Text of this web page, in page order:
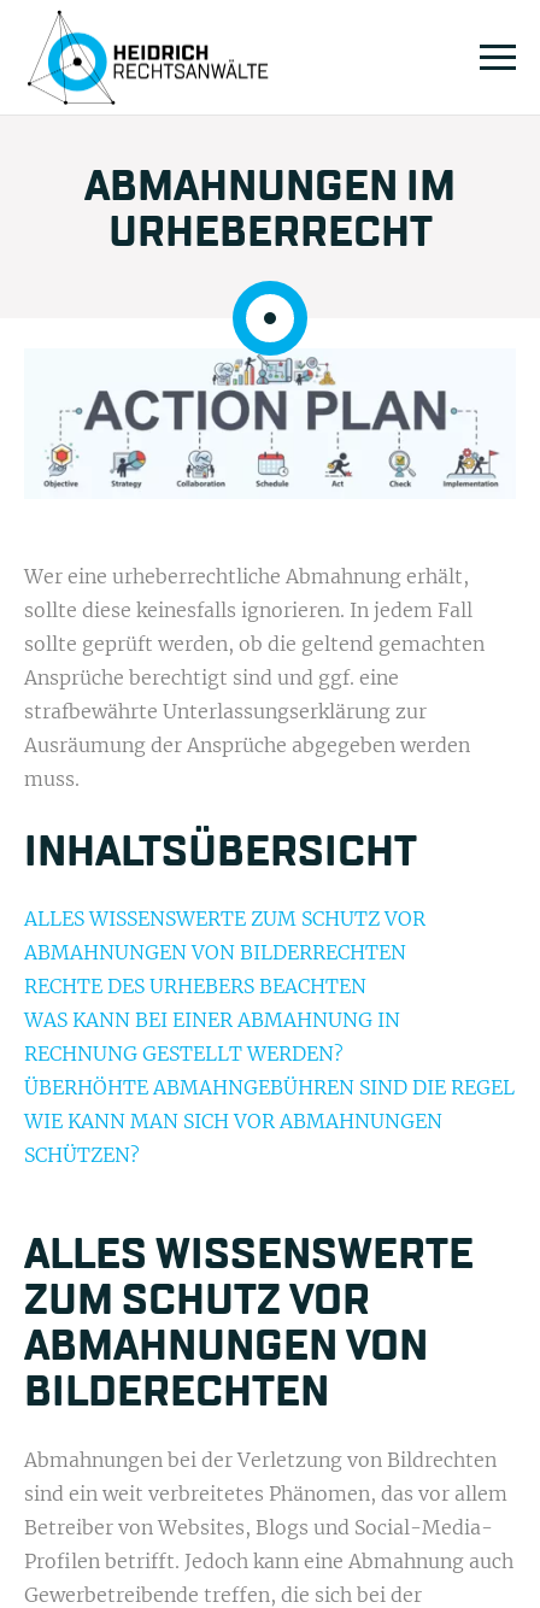
ABMAHNUNGEN IM
URHEBERRECHT
Wer eine urheberrechtliche Abmahnung erhält,
sollte diese keinesfalls ignorieren. In jedem Fall
sollte geprüft werden, ob die geltend gemachten
Ansprüche berechtigt sind und ggf. eine
strafbewährte Unterlassungserklärung zur
Ausräumung der Ansprüche abgegeben werden
muss.
INHALTS­ÜBERSICHT
ALLES WISSENSWERTE ZUM SCHUTZ VOR
ABMAHNUNGEN VON BILDERRECHTEN
RECHTE DES URHEBERS BEACHTEN
WAS KANN BEI EINER ABMAHNUNG IN
RECHNUNG GESTELLT WERDEN?
ÜBERHÖHTE ABMAHNGEBÜHREN SIND DIE REGEL
WIE KANN MAN SICH VOR ABMAHNUNGEN
SCHÜTZEN?
ALLES WISSENSWERTE
ZUM SCHUTZ VOR
ABMAHNUNGEN VON
BILDERECHTEN
Abmahnungen bei der Verletzung von Bildrechten
sind ein weit verbreitetes Phänomen, das vor allem
Betreiber von Websites, Blogs und Social-Media-
Profilen betrifft. Jedoch kann eine Abmahnung auch
Gewerbetreibende treffen, die sich bei der